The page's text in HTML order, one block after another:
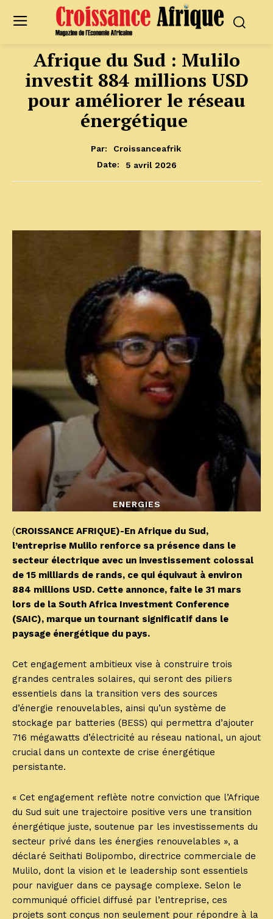
Afrique du Sud : Mulilo
investit 884 millions USD
pour améliorer le réseau
énergétique
Par:
Croissanceafrik
Date:
5 avril 2026
ENERGIES
(CROISSANCE AFRIQUE)-En Afrique du Sud,
l’entreprise Mulilo renforce sa présence dans le
secteur électrique avec un investissement colossal
de 15 milliards de rands, ce qui équivaut à environ
884 millions USD. Cette annonce, faite le 31 mars
lors de la South Africa Investment Conference
(SAIC), marque un tournant significatif dans le
paysage énergétique du pays.
Cet engagement ambitieux vise à construire trois
grandes centrales solaires, qui seront des piliers
essentiels dans la transition vers des sources
d’énergie renouvelables, ainsi qu’un système de
stockage par batteries (BESS) qui permettra d’ajouter
716 mégawatts d’électricité au réseau national, un ajout
crucial dans un contexte de crise énergétique
persistante.
« Cet engagement reflète notre conviction que l’Afrique
du Sud suit une trajectoire positive vers une transition
énergétique juste, soutenue par les investissements du
secteur privé dans les énergies renouvelables », a
déclaré Seithati Bolipombo, directrice commerciale de
Mulilo, dont la vision et le leadership sont essentiels
pour naviguer dans ce paysage complexe. Selon le
communiqué officiel diffusé par l’entreprise, ces
projets sont conçus non seulement pour répondre à la